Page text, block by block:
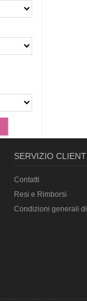
SERVIZIO
Contatti
Resi e Rimborsi
Condizioni generali